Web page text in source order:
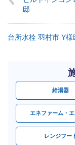
邸
台所水栓 羽村市 Y様
給湯器
エネファーム・
レンジフー